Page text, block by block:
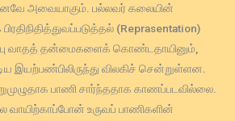
அவையாகும். பல்லவர் கலையின்
(Reprasentation)
வாதத் தன்மைகளைக் கொண்டதாயினும்,
இயற்பண்பிலிருந்து விலகிச் சென்றுள்ளன.
பாணி சார்ந்ததாக காணப்படவில்லை.
வாயிற்காப்போன் உருவப் பாணிகளின்